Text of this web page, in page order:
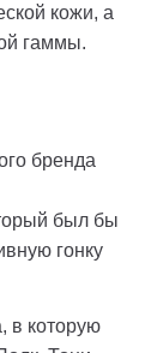
кожи, а
гаммы.
бренда
был бы
гонку
в которую